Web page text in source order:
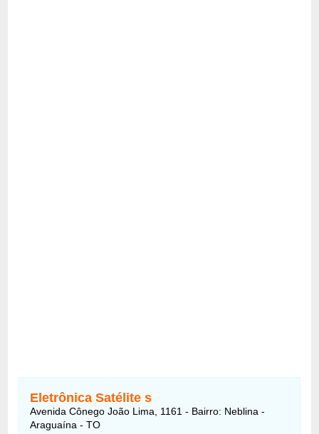
Eletrônica Satélite s
Avenida Cônego João Lima, 1161 - Bairro: Neblina -
Araguaína - TO